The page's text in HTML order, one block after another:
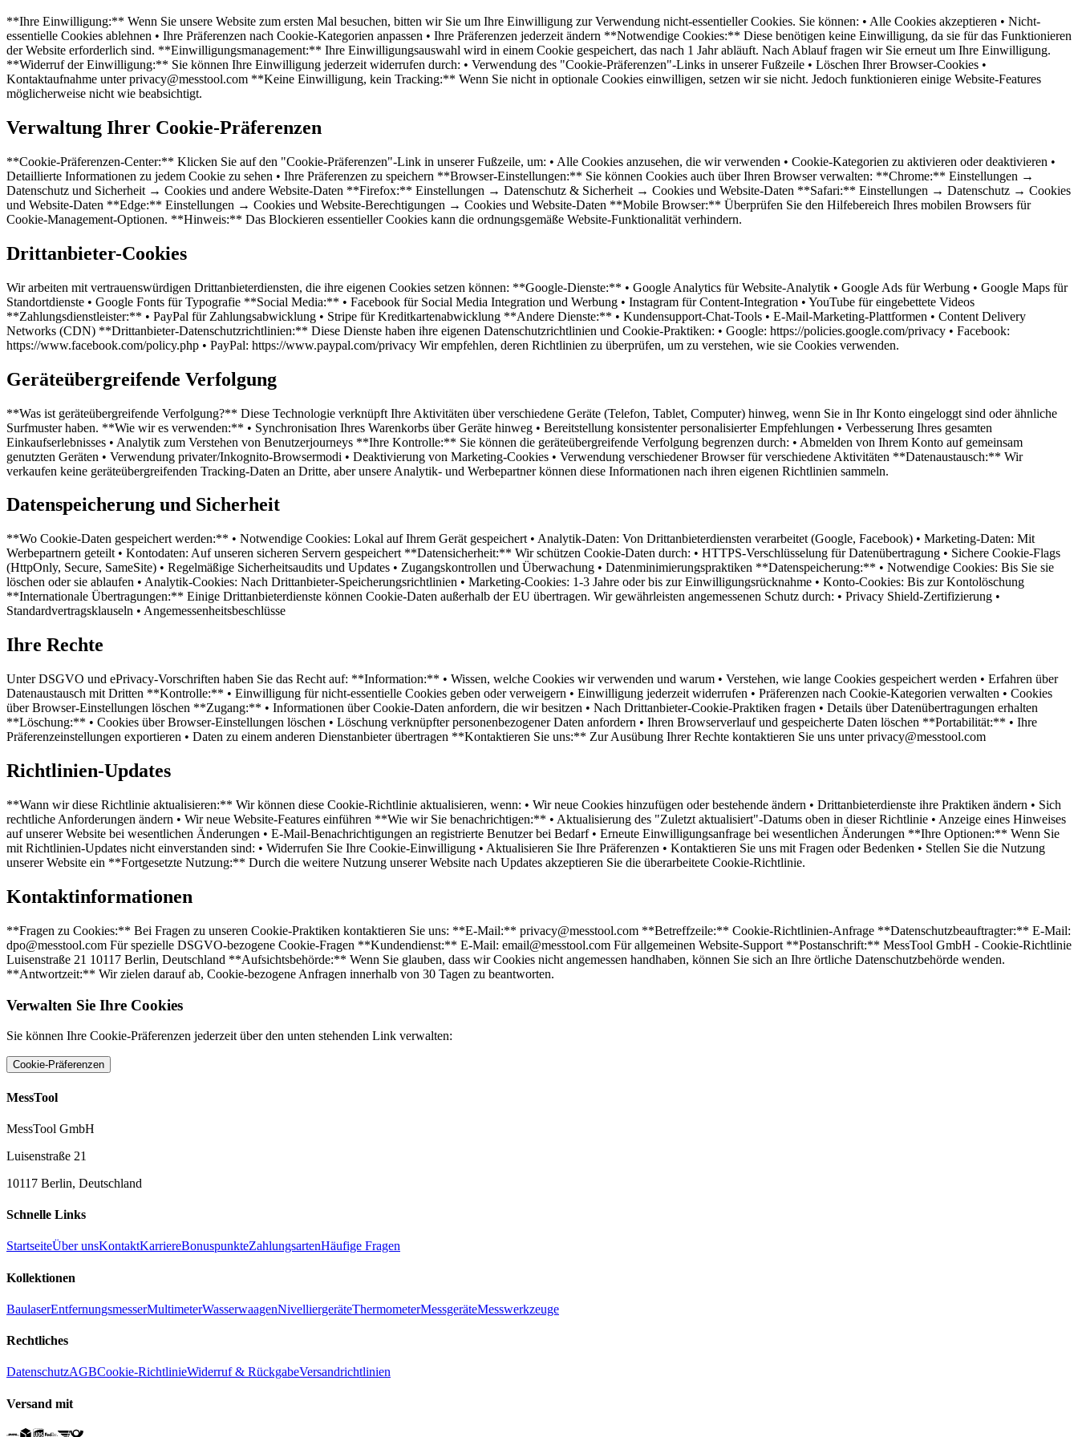
**Ihre Einwilligung:** Wenn Sie unsere Website zum ersten Mal besuchen, bitten wir Sie um Ihre Einwilligung zur Verwendung nicht-essentieller Cookies. Sie können: • Alle Cookies akzeptieren • Nicht-
essentielle Cookies ablehnen • Ihre Präferenzen nach Cookie-Kategorien anpassen • Ihre Präferenzen jederzeit ändern **Notwendige Cookies:** Diese benötigen keine Einwilligung, da sie für das Funktionieren
der Website erforderlich sind. **Einwilligungsmanagement:** Ihre Einwilligungsauswahl wird in einem Cookie gespeichert, das nach 1 Jahr abläuft. Nach Ablauf fragen wir Sie erneut um Ihre Einwilligung.
**Widerruf der Einwilligung:** Sie können Ihre Einwilligung jederzeit widerrufen durch: • Verwendung des "Cookie-Präferenzen"-Links in unserer Fußzeile • Löschen Ihrer Browser-Cookies •
Kontaktaufnahme unter privacy@messtool.com **Keine Einwilligung, kein Tracking:** Wenn Sie nicht in optionale Cookies einwilligen, setzen wir sie nicht. Jedoch funktionieren einige Website-Features
möglicherweise nicht wie beabsichtigt.
Verwaltung Ihrer Cookie-Präferenzen
**Cookie-Präferenzen-Center:** Klicken Sie auf den "Cookie-Präferenzen"-Link in unserer Fußzeile, um: • Alle Cookies anzusehen, die wir verwenden • Cookie-Kategorien zu aktivieren oder deaktivieren •
Detaillierte Informationen zu jedem Cookie zu sehen • Ihre Präferenzen zu speichern **Browser-Einstellungen:** Sie können Cookies auch über Ihren Browser verwalten: **Chrome:** Einstellungen →
Datenschutz und Sicherheit → Cookies und andere Website-Daten **Firefox:** Einstellungen → Datenschutz & Sicherheit → Cookies und Website-Daten **Safari:** Einstellungen → Datenschutz → Cookies
und Website-Daten **Edge:** Einstellungen → Cookies und Website-Berechtigungen → Cookies und Website-Daten **Mobile Browser:** Überprüfen Sie den Hilfebereich Ihres mobilen Browsers für
Cookie-Management-Optionen. **Hinweis:** Das Blockieren essentieller Cookies kann die ordnungsgemäße Website-Funktionalität verhindern.
Drittanbieter-Cookies
Wir arbeiten mit vertrauenswürdigen Drittanbieterdiensten, die ihre eigenen Cookies setzen können: **Google-Dienste:** • Google Analytics für Website-Analytik • Google Ads für Werbung • Google Maps für
Standortdienste • Google Fonts für Typografie **Social Media:** • Facebook für Social Media Integration und Werbung • Instagram für Content-Integration • YouTube für eingebettete Videos
**Zahlungsdienstleister:** • PayPal für Zahlungsabwicklung • Stripe für Kreditkartenabwicklung **Andere Dienste:** • Kundensupport-Chat-Tools • E-Mail-Marketing-Plattformen • Content Delivery
Networks (CDN) **Drittanbieter-Datenschutzrichtlinien:** Diese Dienste haben ihre eigenen Datenschutzrichtlinien und Cookie-Praktiken: • Google: https://policies.google.com/privacy • Facebook:
https://www.facebook.com/policy.php • PayPal: https://www.paypal.com/privacy Wir empfehlen, deren Richtlinien zu überprüfen, um zu verstehen, wie sie Cookies verwenden.
Geräteübergreifende Verfolgung
**Was ist geräteübergreifende Verfolgung?** Diese Technologie verknüpft Ihre Aktivitäten über verschiedene Geräte (Telefon, Tablet, Computer) hinweg, wenn Sie in Ihr Konto eingeloggt sind oder ähnliche
Surfmuster haben. **Wie wir es verwenden:** • Synchronisation Ihres Warenkorbs über Geräte hinweg • Bereitstellung konsistenter personalisierter Empfehlungen • Verbesserung Ihres gesamten
Einkaufserlebnisses • Analytik zum Verstehen von Benutzerjourneys **Ihre Kontrolle:** Sie können die geräteübergreifende Verfolgung begrenzen durch: • Abmelden von Ihrem Konto auf gemeinsam
genutzten Geräten • Verwendung privater/Inkognito-Browsermodi • Deaktivierung von Marketing-Cookies • Verwendung verschiedener Browser für verschiedene Aktivitäten **Datenaustausch:** Wir
verkaufen keine geräteübergreifenden Tracking-Daten an Dritte, aber unsere Analytik- und Werbepartner können diese Informationen nach ihren eigenen Richtlinien sammeln.
Datenspeicherung und Sicherheit
**Wo Cookie-Daten gespeichert werden:** • Notwendige Cookies: Lokal auf Ihrem Gerät gespeichert • Analytik-Daten: Von Drittanbieterdiensten verarbeitet (Google, Facebook) • Marketing-Daten: Mit
Werbepartnern geteilt • Kontodaten: Auf unseren sicheren Servern gespeichert **Datensicherheit:** Wir schützen Cookie-Daten durch: • HTTPS-Verschlüsselung für Datenübertragung • Sichere Cookie-Flags
(HttpOnly, Secure, SameSite) • Regelmäßige Sicherheitsaudits und Updates • Zugangskontrollen und Überwachung • Datenminimierungspraktiken **Datenspeicherung:** • Notwendige Cookies: Bis Sie sie
löschen oder sie ablaufen • Analytik-Cookies: Nach Drittanbieter-Speicherungsrichtlinien • Marketing-Cookies: 1-3 Jahre oder bis zur Einwilligungsrücknahme • Konto-Cookies: Bis zur Kontolöschung
**Internationale Übertragungen:** Einige Drittanbieterdienste können Cookie-Daten außerhalb der EU übertragen. Wir gewährleisten angemessenen Schutz durch: • Privacy Shield-Zertifizierung •
Standardvertragsklauseln • Angemessenheitsbeschlüsse
Ihre Rechte
Unter DSGVO und ePrivacy-Vorschriften haben Sie das Recht auf: **Information:** • Wissen, welche Cookies wir verwenden und warum • Verstehen, wie lange Cookies gespeichert werden • Erfahren über
Datenaustausch mit Dritten **Kontrolle:** • Einwilligung für nicht-essentielle Cookies geben oder verweigern • Einwilligung jederzeit widerrufen • Präferenzen nach Cookie-Kategorien verwalten • Cookies
über Browser-Einstellungen löschen **Zugang:** • Informationen über Cookie-Daten anfordern, die wir besitzen • Nach Drittanbieter-Cookie-Praktiken fragen • Details über Datenübertragungen erhalten
**Löschung:** • Cookies über Browser-Einstellungen löschen • Löschung verknüpfter personenbezogener Daten anfordern • Ihren Browserverlauf und gespeicherte Daten löschen **Portabilität:** • Ihre
Präferenzeinstellungen exportieren • Daten zu einem anderen Dienstanbieter übertragen **Kontaktieren Sie uns:** Zur Ausübung Ihrer Rechte kontaktieren Sie uns unter privacy@messtool.com
Richtlinien-Updates
**Wann wir diese Richtlinie aktualisieren:** Wir können diese Cookie-Richtlinie aktualisieren, wenn: • Wir neue Cookies hinzufügen oder bestehende ändern • Drittanbieterdienste ihre Praktiken ändern • Sich
rechtliche Anforderungen ändern • Wir neue Website-Features einführen **Wie wir Sie benachrichtigen:** • Aktualisierung des "Zuletzt aktualisiert"-Datums oben in dieser Richtlinie • Anzeige eines Hinweises
auf unserer Website bei wesentlichen Änderungen • E-Mail-Benachrichtigungen an registrierte Benutzer bei Bedarf • Erneute Einwilligungsanfrage bei wesentlichen Änderungen **Ihre Optionen:** Wenn Sie
mit Richtlinien-Updates nicht einverstanden sind: • Widerrufen Sie Ihre Cookie-Einwilligung • Aktualisieren Sie Ihre Präferenzen • Kontaktieren Sie uns mit Fragen oder Bedenken • Stellen Sie die Nutzung
unserer Website ein **Fortgesetzte Nutzung:** Durch die weitere Nutzung unserer Website nach Updates akzeptieren Sie die überarbeitete Cookie-Richtlinie.
Kontaktinformationen
**Fragen zu Cookies:** Bei Fragen zu unseren Cookie-Praktiken kontaktieren Sie uns: **E-Mail:** privacy@messtool.com **Betreffzeile:** Cookie-Richtlinien-Anfrage **Datenschutzbeauftragter:** E-Mail:
dpo@messtool.com Für spezielle DSGVO-bezogene Cookie-Fragen **Kundendienst:** E-Mail: email@messtool.com Für allgemeinen Website-Support **Postanschrift:** MessTool GmbH - Cookie-Richtlinie
Luisenstraße 21 10117 Berlin, Deutschland **Aufsichtsbehörde:** Wenn Sie glauben, dass wir Cookies nicht angemessen handhaben, können Sie sich an Ihre örtliche Datenschutzbehörde wenden.
**Antwortzeit:** Wir zielen darauf ab, Cookie-bezogene Anfragen innerhalb von 30 Tagen zu beantworten.
Verwalten Sie Ihre Cookies
Sie können Ihre Cookie-Präferenzen jederzeit über den unten stehenden Link verwalten:
Cookie-Präferenzen
MessTool
MessTool GmbH
Luisenstraße 21
10117 Berlin, Deutschland
Schnelle Links
StartseiteÜber unsKontaktKarriereBonuspunkteZahlungsartenHäufige Fragen
Kollektionen
BaulaserEntfernungsmesserMultimeterWasserwaagenNivelliergeräteThermometerMessgeräteMesswerkzeuge
Rechtliches
DatenschutzAGBCookie-RichtlinieWiderruf & RückgabeVersandrichtlinien
Versand mit